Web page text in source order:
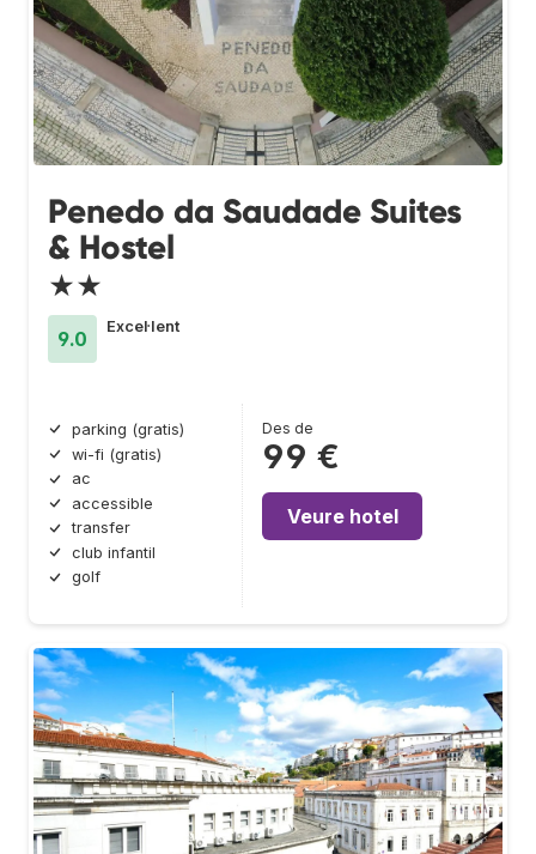
Penedo da Saudade Suites
& Hostel
★★
9.0
Excel·lent
parking (gratis)
wi-fi (gratis)
ac
accessible
transfer
club infantil
golf
Des de
99 €
Veure hotel